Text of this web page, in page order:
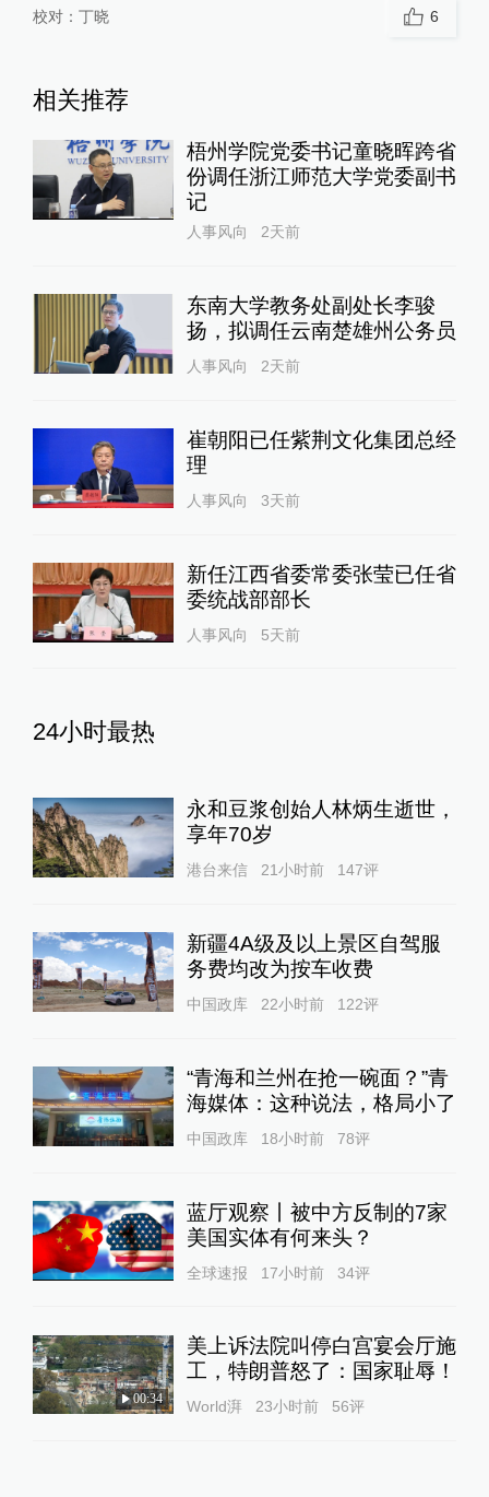
校对： 丁晓 6
相关推荐
梧州学院党委书记童晓晖跨省
份调任浙江师范大学党委副书
记
人事风向 2天前
东南大学教务处副处长李骏
扬，拟调任云南楚雄州公务员
人事风向 2天前
崔朝阳已任紫荆文化集团总经
理
人事风向 3天前
新任江西省委常委张莹已任省
委统战部部长
人事风向 5天前
24小时最热
永和豆浆创始人林炳生逝世，
享年70岁
港台来信 21小时前 147评
新疆4A级及以上景区自驾服
务费均改为按车收费
中国政库 22小时前 122评
“青海和兰州在抢一碗面？”青
海媒体：这种说法，格局小了
中国政库 18小时前 78评
蓝厅观察丨被中方反制的7家
美国实体有何来头？
全球速报 17小时前 34评
00:34
美上诉法院叫停白宫宴会厅施
工，特朗普怒了：国家耻辱！
World湃 23小时前 56评